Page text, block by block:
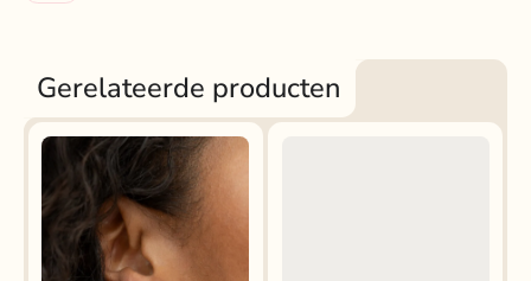
Gerelateerde producten